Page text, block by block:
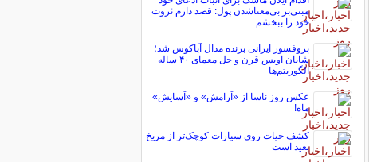
مبنی‌بر بی‌معناشدن پول: قصد دارم ثروت
خود را ببخشم
پروفسور ایرانی برنده مدال آباکوس شد؛
شایان اویس قرن و حل معمای ۴۰ ساله
الگوریتم‌ها
عکس روز ناسا از «آرامش» و «آسایش»
ماه!
کشف حیات روی سیارات کوچک‌تر از مریخ
بعید است